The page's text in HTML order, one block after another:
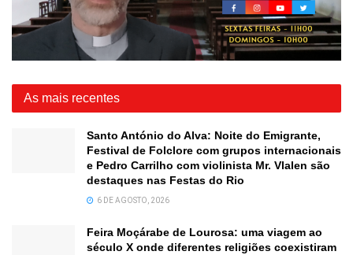
As mais recentes
Santo António do Alva: Noite do Emigrante,
Festival de Folclore com grupos internacionais
e Pedro Carrilho com violinista Mr. Vlalen são
destaques nas Festas do Rio
6 DE AGOSTO, 2026
Feira Moçárabe de Lourosa: uma viagem ao
século X onde diferentes religiões coexistiram